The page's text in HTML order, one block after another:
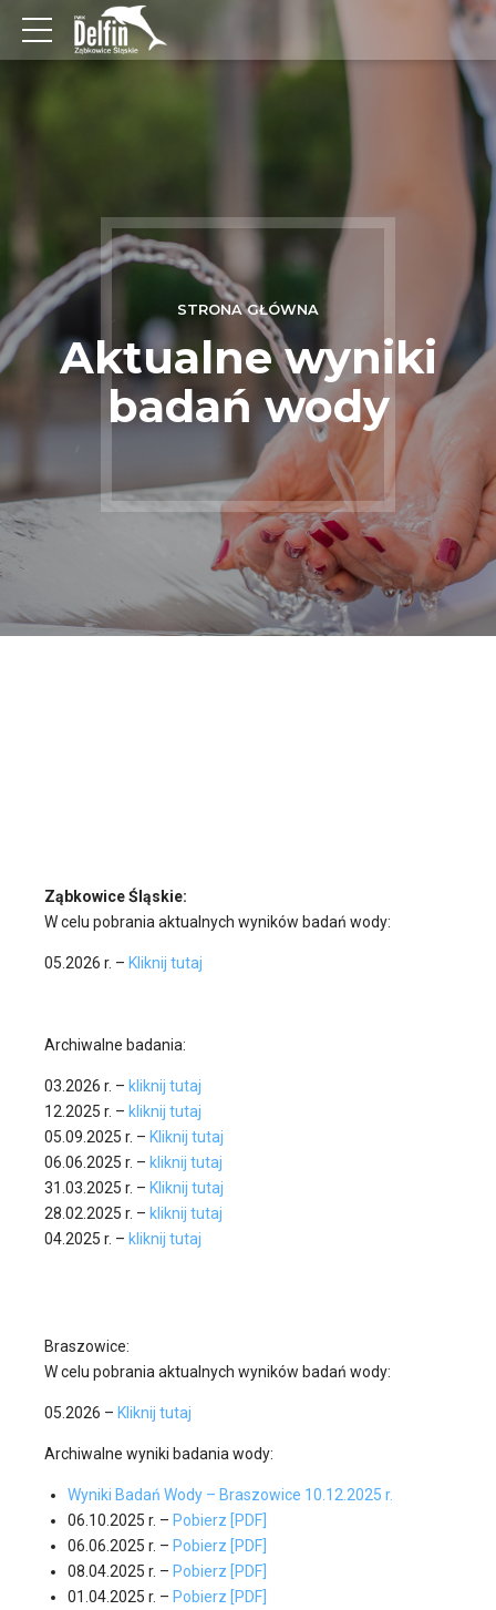
STRONA GŁÓWNA
Aktualne wyniki
badań wody
Ząbkowice Śląskie:
W celu pobrania aktualnych wyników badań wody:
05.2026 r. – Kliknij tutaj
Archiwalne badania:
03.2026 r. – kliknij tutaj
12.2025 r. – kliknij tutaj
05.09.2025 r. – Kliknij tutaj
06.06.2025 r. – kliknij tutaj
31.03.2025 r. – Kliknij tutaj
28.02.2025 r. – kliknij tutaj
04.2025 r. – kliknij tutaj
Braszowice:
W celu pobrania aktualnych wyników badań wody:
05.2026 – Kliknij tutaj
Archiwalne wyniki badania wody:
Wyniki Badań Wody – Braszowice 10.12.2025 r.
06.10.2025 r. – Pobierz [PDF]
06.06.2025 r. – Pobierz [PDF]
08.04.2025 r. – Pobierz [PDF]
01.04.2025 r. – Pobierz [PDF]